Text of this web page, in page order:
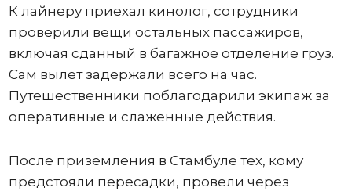
К лайнеру приехал кинолог, сотрудники
проверили вещи остальных пассажиров,
включая сданный в багажное отделение груз.
Сам вылет задержали всего на час.
Путешественники поблагодарили экипаж за
оперативные и слаженные действия.
После приземления в Стамбуле тех, кому
предстояли пересадки, провели через